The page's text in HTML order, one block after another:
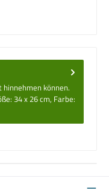
hinnehmen können.
34 x 26 cm, Farbe: